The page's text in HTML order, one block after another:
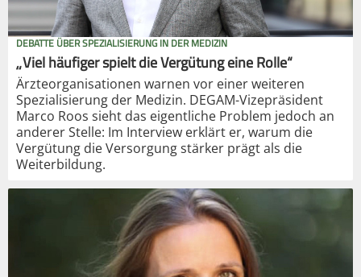
DEBATTE ÜBER SPEZIALISIERUNG IN DER MEDIZIN
„Viel häufiger spielt die Vergütung eine Rolle“
Ärzteorganisationen warnen vor einer weiteren
Spezialisierung der Medizin. DEGAM-Vizepräsident
Marco Roos sieht das eigentliche Problem jedoch an
anderer Stelle: Im Interview erklärt er, warum die
Vergütung die Versorgung stärker prägt als die
Weiterbildung.